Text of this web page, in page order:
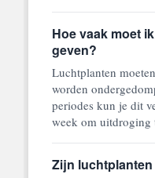
Hoe vaak moet
geven?
Luchtplanten
worden
periodes kun je dit
week om uitdroging
Zijn